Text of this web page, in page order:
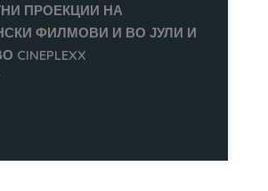
ПРОЕКЦИИ НА
ФИЛМОВИ И ВО ЈУЛИ И
CINEPLEXX